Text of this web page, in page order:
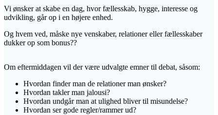
Vi ønsker at skabe en dag, hvor fællesskab, hygge, interesse og
udvikling, går op i en højere enhed.
Og hvem ved, måske nye venskaber, relationer eller fællesskaber
dukker op som bonus??
Om eftermiddagen vil der være udvalgte emner til debat, såsom:
Hvordan finder man de relationer man ønsker?
Hvordan takler man jalousi?
Hvordan undgår man at ulighed bliver til misundelse?
Hvordan ser gode regler/rammer ud?